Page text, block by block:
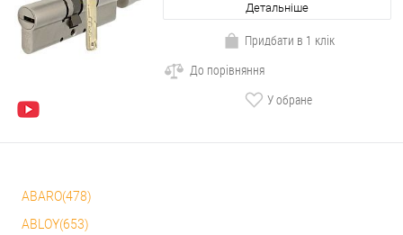
Детальніше
Придбати в 1 клік
До порівняння
У обране
ABARO(478)
ABLOY(653)